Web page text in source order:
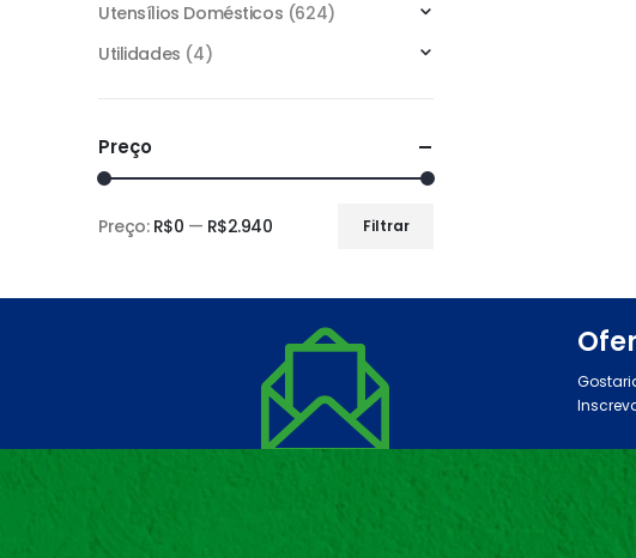
Utensílios Domésticos (624)
Utilidades (4)
Preço
Filtrar
Preço: R$0 — R$2.940